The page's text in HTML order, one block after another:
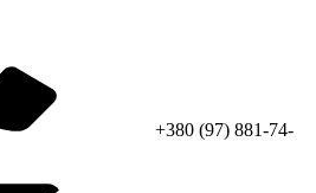
+380 (97) 881-74-